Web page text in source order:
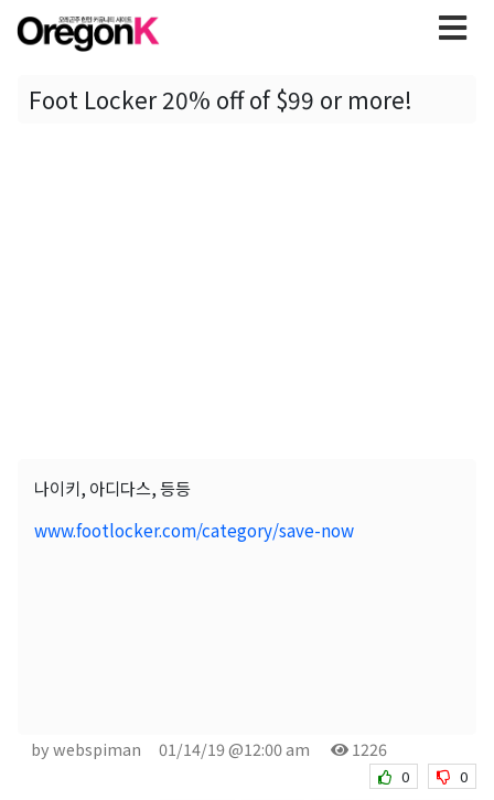
Foot Locker 20% off of $99 or more!
나이키, 아디다스, 등등
www.footlocker.com/category/save-now
by webspiman 01/14/19 @12:00 am 1226
0 0